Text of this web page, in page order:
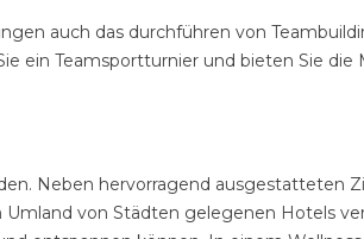
auch das durchführen von
ein Teamsportturnier und bieten Sie
Neben hervorragend ausgestatteten
von Städten gelegenen Hotels